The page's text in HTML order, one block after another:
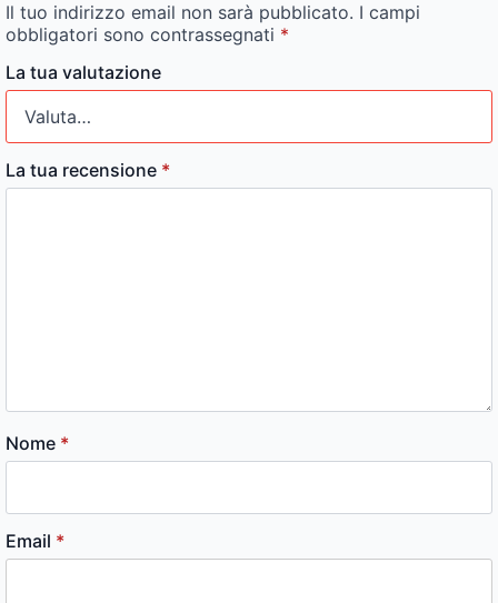
Il tuo indirizzo email non sarà pubblicato. I campi
obbligatori sono contrassegnati *
La tua valutazione
La tua recensione *
Nome *
Email *